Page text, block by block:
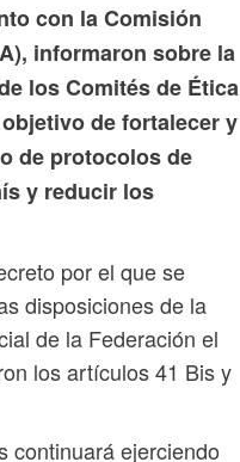
con la Comisión
informaron sobre la
los Comités de Ética
de fortalecer y
de protocolos de
y reducir los
por el que se
disposiciones de la
de la Federación el
los artículos 41 Bis y
continuará ejerciendo